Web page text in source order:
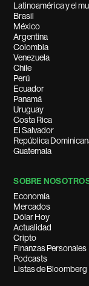
Latinoamérica y el
Brasil
México
Argentina
Colombia
Venezuela
Chile
Perú
Ecuador
Panamá
Uruguay
Costa Rica
El Salvador
República
Guatemala
SOBRE
Economía
Mercados
Dólar Hoy
Actualidad
Cripto
Finanzas Personales
Podcasts
Listas de Bloomberg